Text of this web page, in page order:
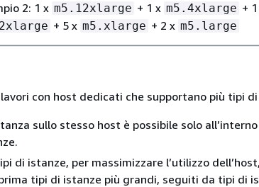
2: 1 x m5.12xlarge + 1 x m5.4xlarge +
+ 5 x m5.xlarge + 2 x m5.large
con host dedicati che supportano più tipi
sullo stesso host è possibile solo
di istanze, per massimizzare l’utilizzo dell’host,
tipi di istanze più grandi, seguiti da tipi di